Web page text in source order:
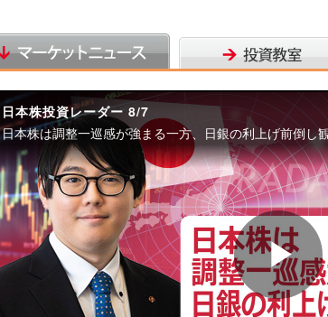
ご注文方法 入出金方法
NCTTファンドセレクション NCTTインターネ